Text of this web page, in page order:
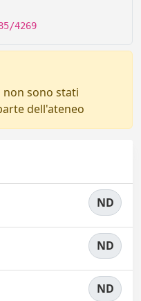
4269
non sono stati
dell'ateneo
ND
ND
ND